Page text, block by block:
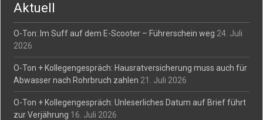
Aktuell
O-Ton: Im Suff auf dem E-Scooter – Führerschein weg 24. Juli
2026
O-Ton + Kollegengespräch: Hausratversicherung muss auch für
Abwasser nach Rohrbruch zahlen 21. Juli 2026
O-Ton + Kollegengespräch: Unleserliches Datum auf Brief führt
zur Verjährung 16. Juli 2026